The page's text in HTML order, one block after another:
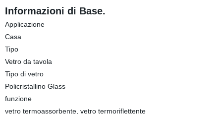
Informazioni di Base.
Applicazione
Casa
Tipo
Vetro da tavola
Tipo di vetro
Policristallino Glass
funzione
vetro termoassorbente, vetro termoriflettente